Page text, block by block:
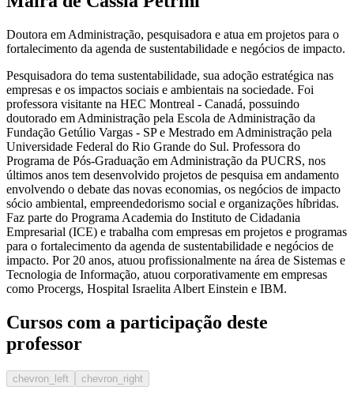
Doutora em Administração, pesquisadora e atua em projetos para o
fortalecimento da agenda de sustentabilidade e negócios de impacto.
Pesquisadora do tema sustentabilidade, sua adoção estratégica nas
empresas e os impactos sociais e ambientais na sociedade. Foi
professora visitante na HEC Montreal - Canadá, possuindo
doutorado em Administração pela Escola de Administração da
Fundação Getúlio Vargas - SP e Mestrado em Administração pela
Universidade Federal do Rio Grande do Sul. Professora do
Programa de Pós-Graduação em Administração da PUCRS, nos
últimos anos tem desenvolvido projetos de pesquisa em andamento
envolvendo o debate das novas economias, os negócios de impacto
sócio ambiental, empreendedorismo social e organizações híbridas.
Faz parte do Programa Academia do Instituto de Cidadania
Empresarial (ICE) e trabalha com empresas em projetos e programas
para o fortalecimento da agenda de sustentabilidade e negócios de
impacto. Por 20 anos, atuou profissionalmente na área de Sistemas e
Tecnologia de Informação, atuou corporativamente em empresas
como Procergs, Hospital Israelita Albert Einstein e IBM.
Cursos com a participação deste
professor
chevron_left chevron_right